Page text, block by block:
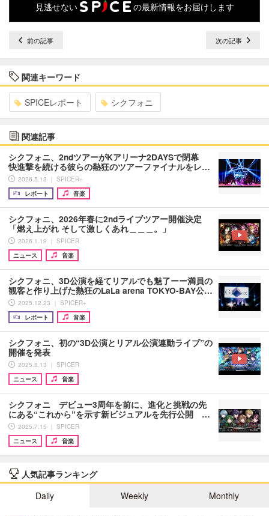
見逃せない の最新情報をお届けします
前の記事 次の記事
関連キーワード
SPICEレポート シクフォニ
関連記事
シクフォニ、2ndツアーがKアリーナ2DAYSで閉幕
快進撃を続ける彼らの熱狂のツアーファイナルをレ…
2026.5.13 ｜ SPICER+
レポート
音楽
シクフォニ、2026年春に2ndライブツアー開催決定
「燃え上がれ そして激しくあれ＿＿＿。」
2026.1.19 ｜ SPICER
ニュース
音楽
シクフォニ、3D公演を経てリアルでも魅了ーー満員の
観客と作り上げた熱狂のLaLa arena TOKYO-BAY公…
2025.12.23 ｜ SPICER+
レポート
音楽
シクフォニ、初の“3D公演とリアル公演連動ライブ”の
開催を発表
2025.8.13 ｜ SPICER
ニュース
音楽
シクフォニ デビュー3周年を前に、進化と挑戦の先
にある“これから”を示す新ビジュアルを先行公開 …
2025.7.15 ｜ SPICER
ニュース
音楽
人気記事ランキング
Daily
Weekly Monthly